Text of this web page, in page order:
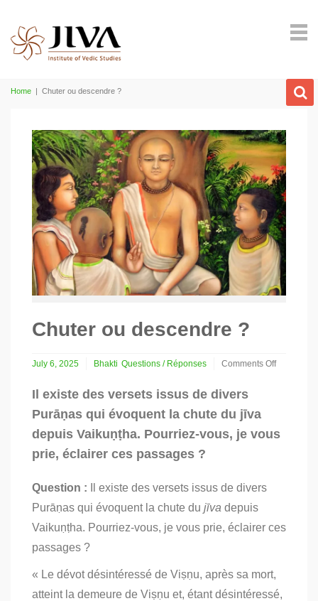
Home | Chuter ou descendre ?
Chuter ou descendre ?
July 6, 2025 Bhakti Questions / Réponses
Comments Off
Chuter
ou
descendre
Il existe des versets issus de divers
Purāṇas qui évoquent la chute du jīva
depuis Vaikuṇṭha. Pourriez-vous, je vous
prie, éclairer ces passages ?
Question : Il existe des versets issus de divers
Purāṇas qui évoquent la chute du jīva depuis
Vaikuṇṭha. Pourriez-vous, je vous prie, éclairer ces
passages ?
« Le dévot désintéressé de Viṣṇu, après sa mort,
atteint la demeure de Viṣṇu et, étant désintéressé,